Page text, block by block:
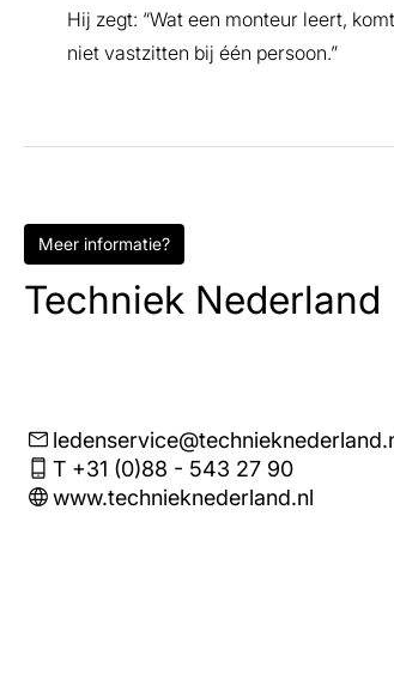
Hij zegt: “Wat een monteur leert,
niet vastzitten bij één persoon.”
Meer informatie?
Techniek Nederland
T +31 (0)88 - 543 27 90
www.technieknederland.nl